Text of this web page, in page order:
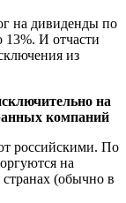
на дивиденды по
13%. И отчасти
из
на
компаний
российскими. По
на
(обычно в